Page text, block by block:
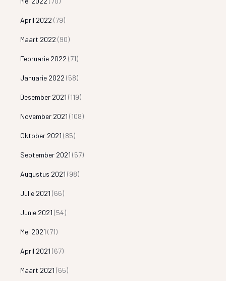
April 2022 (79)
Maart 2022 (90)
Februarie 2022 (71)
Januarie 2022 (58)
Desember 2021 (119)
November 2021 (108)
Oktober 2021 (85)
September 2021 (57)
Augustus 2021 (98)
Julie 2021 (66)
Junie 2021 (54)
Mei 2021 (71)
April 2021 (67)
Maart 2021 (65)